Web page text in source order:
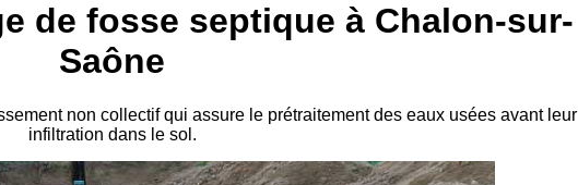
de fosse septique à Chalon-sur-
Saône
non collectif qui assure le prétraitement des eaux usées avant leur
infiltration dans le sol.